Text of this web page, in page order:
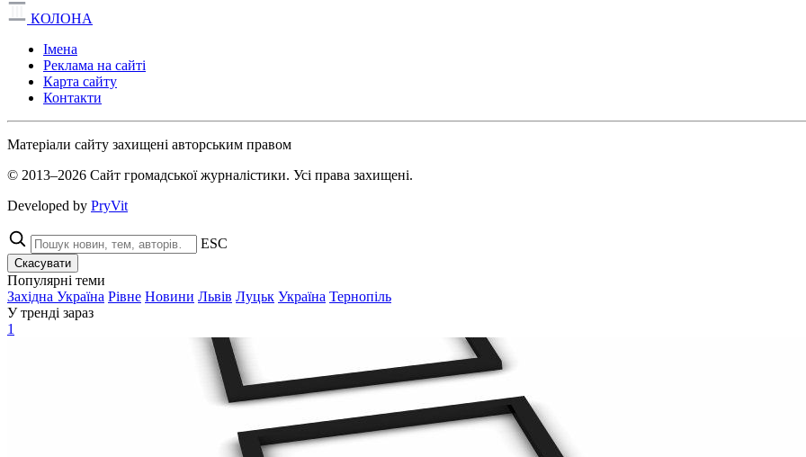
КОЛОНА
Імена
Реклама на сайті
Карта сайту
Контакти
Матеріали сайту захищені авторським правом
© 2013–2026 Сайт громадської журналістики. Усі права захищені.
Developed by PryVit
ESC
Скасувати
Популярні теми
Західна Україна Рівне Новини Львів Луцьк Україна Тернопіль
У тренді зараз
1